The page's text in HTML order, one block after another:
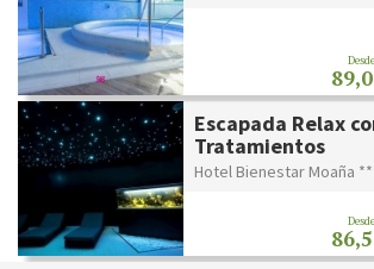
Escapada Relax
Tratamientos
Hotel Bienestar Moaña